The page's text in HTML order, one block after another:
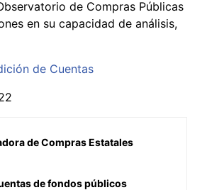
de Compras Públicas
en su capacidad de análisis,
de Cuentas
de Compras Estatales
de fondos públicos